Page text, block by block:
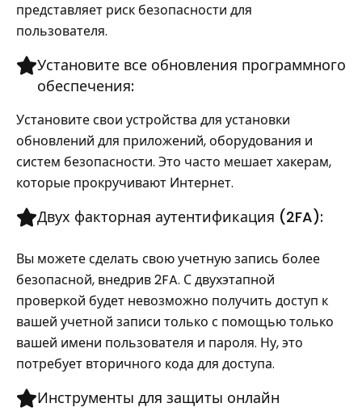
представляет риск безопасности для
пользователя.
Установите все обновления программного
обеспечения:
Установите свои устройства для установки
обновлений для приложений, оборудования и
систем безопасности. Это часто мешает хакерам,
которые прокручивают Интернет.
Двух факторная аутентификация (2FA):
Вы можете сделать свою учетную запись более
безопасной, внедрив 2FA. С двухэтапной
проверкой будет невозможно получить доступ к
вашей учетной записи только с помощью только
вашей имени пользователя и пароля. Ну, это
потребует вторичного кода для доступа.
Инструменты для защиты онлайн